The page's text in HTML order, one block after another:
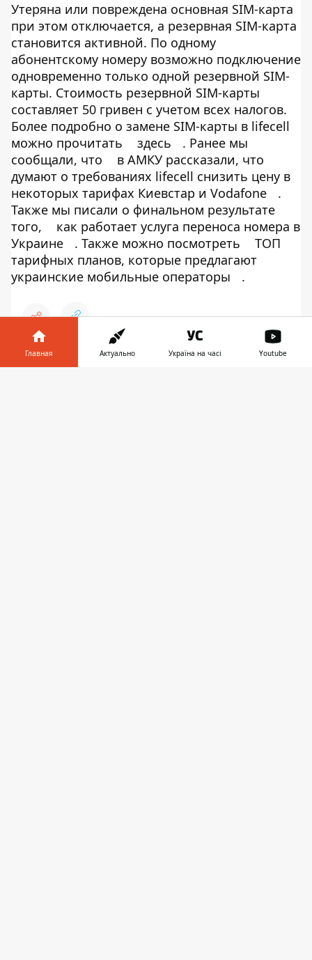
Утеряна или повреждена основная SIM-карта
при этом отключается, а резервная SIM-карта
становится активной. По одному
абонентскому номеру возможно подключение
одновременно только одной резервной SIM-
карты. Стоимость резервной SIM-карты
составляет 50 гривен с учетом всех налогов.
Более подробно о замене SIM-карты в lifecell
можно прочитать
здесь
. Ранее мы
сообщали, что
в АМКУ рассказали, что
думают о требованиях lifecell снизить цену в
некоторых тарифах Киевстар и Vodafone
.
Также мы писали о финальном результате
того,
как работает услуга переноса номера в
Украине
. Также можно посмотреть
ТОП
тарифных планов, которые предлагают
украинские мобильные операторы
.
👍 🔥 ♥
Главная Актуально Україна на часі Youtube